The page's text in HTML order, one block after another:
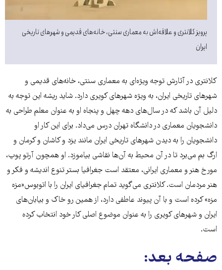
پرویز کلانتری و علاقه‌اش به معماری سنتی، خانه‌های قدیمی و شهرهای تاریخی
ایران
کلانتری در آثارش توجه ویژه‌ای به معماری سنتی، خانه‌های قدیمی و
شهرهای تاریخی ایران، به ویژه شهرهای کویری دارد. شاید ریشه این توجه به
دلیل آن باشد که در سال‌های دهه چهل و پنجاه او به عنوان معلم طراحی به
دانشجویان معماری در دانشگاه تهران درس می‌داد. برای این کار او
دانشجویان را به دیدن شهرهای تاریخی ایران مانند یزد و کاشان و کرمان و
ارگ بم می‌برد تا در آن محیط به آن‌ها نقاشی بیاموزد. او همچون آرتو پوپ،
مورخ هنر و معماری ایرانی، معتقد است جغرافیا بستر تنوع اندیشه و فکر و
هنر مردمان است. کلانتری می‌گوید تمام جغرافیای ایران را با اتوبوس«مزه
مزه» کرده است و با آن پیوند عاطفی دارد، از همین رو خاک و بیابان‌های
ایران و شهرهای کویری را به عنوان موضوع اصلی کار خود انتخاب کرده
است.
صفحه بعد: